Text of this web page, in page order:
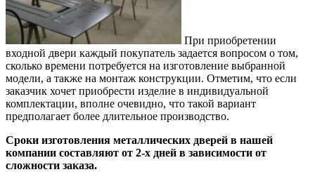
При приобретении
входной двери каждый покупатель задается вопросом о том,
сколько времени потребуется на изготовление выбранной
модели, а также на монтаж конструкции. Отметим, что если
заказчик хочет приобрести изделие в индивидуальной
комплектации, вполне очевидно, что такой вариант
предполагает более длительное производство.
Сроки изготовления металлических дверей в нашей
компании составляют от 2-х дней в зависимости от
сложности заказа.